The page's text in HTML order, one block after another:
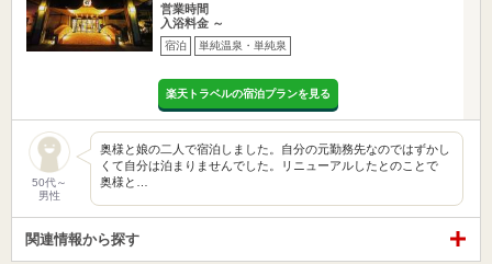
営業時間
入浴料金 ～
宿泊 単純温泉・単純泉
楽天トラベルの宿泊プランを見る
50代～
男性
奥様と娘の二人で宿泊しました。自分の元勤務先なのではずかし
くて自分は泊まりませんでした。リニューアルしたとのことで
奥様と…
関連情報から探す